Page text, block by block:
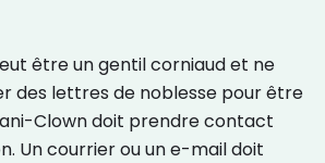
être un gentil corniaud et ne
des lettres de noblesse pour être
Clown doit prendre contact
Un courrier ou un e-mail doit